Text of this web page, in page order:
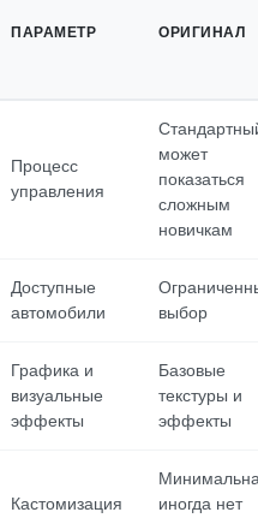
ПАРАМЕТР ОРИГИНАЛ
Процесс
управления
может
показаться
сложным
новичкам
Доступные
автомобили
выбор
Графика и
визуальные
эффекты
Базовые
текстуры и
эффекты
Кастомизация
иногда нет